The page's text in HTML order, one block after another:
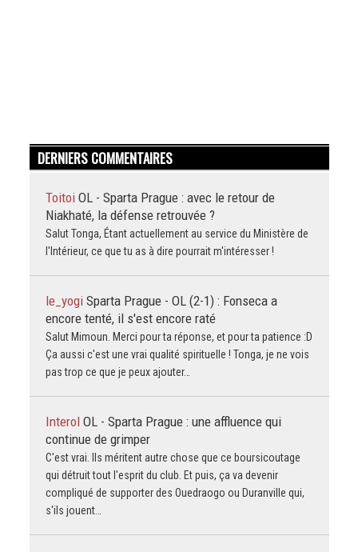
DERNIERS COMMENTAIRES
Toitoi OL - Sparta Prague : avec le retour de
Niakhaté, la défense retrouvée ?
Salut Tonga, Étant actuellement au service du Ministère de
l'Intérieur, ce que tu as à dire pourrait m'intéresser !
le_yogi Sparta Prague - OL (2-1) : Fonseca a
encore tenté, il s'est encore raté
Salut Mimoun. Merci pour ta réponse, et pour ta patience :D
Ça aussi c'est une vrai qualité spirituelle ! Tonga, je ne vois
pas trop ce que je peux ajouter…
Interol OL - Sparta Prague : une affluence qui
continue de grimper
C'est vrai. Ils méritent autre chose que ce boursicoutage
qui détruit tout l'esprit du club. Et puis, ça va devenir
compliqué de supporter des Ouedraogo ou Duranville qui,
s'ils jouent…